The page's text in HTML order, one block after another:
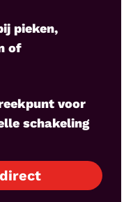
pieken,
of
voor
schakeling